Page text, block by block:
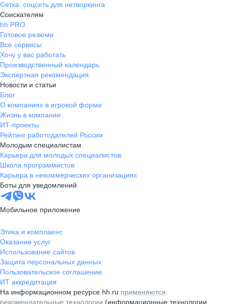
Сетка: соцсеть для нетворкинга
Соискателям
hh PRO
Готовое резюме
Все сервисы
Хочу у вас работать
Производственный календарь
Экспертная рекомендация
Новости и статьи
Блог
О компаниях в игровой форме
Жизнь в компании
ИТ-проекты
Рейтинг работодателей России
Молодым специалистам
Карьера для молодых специалистов
Школа программистов
Карьера в некоммерческих организациях
Боты для уведомлений
Мобильное приложение
Этика и комплаенс
Оказание услуг
Использование сайтов
Защита персональных данных
Пользовательское соглашение
ИТ аккредитация
На информационном ресурсе hh.ru применяются
рекомендательные технологии (информационные технологии